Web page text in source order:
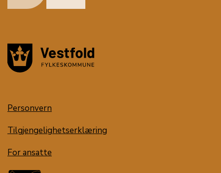
Personvern
Tilgjengelighetserklæring
For ansatte